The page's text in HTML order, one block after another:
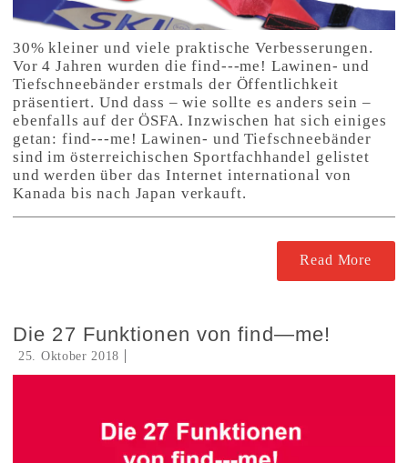
30% kleiner und viele praktische Verbesserungen.
Vor 4 Jahren wurden die find---me! Lawinen- und
Tiefschneebänder erstmals der Öffentlichkeit
präsentiert. Und dass – wie sollte es anders sein –
ebenfalls auf der ÖSFA. Inzwischen hat sich einiges
getan: find---me! Lawinen- und Tiefschneebänder
sind im österreichischen Sportfachhandel gelistet
und werden über das Internet international von
Kanada bis nach Japan verkauft.
Read More
Die 27 Funktionen von find—me!
25. Oktober 2018